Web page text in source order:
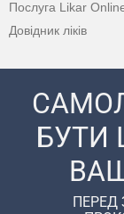
Послуга Likar
Довідник ліків
БУТИ
ПЕРЕД